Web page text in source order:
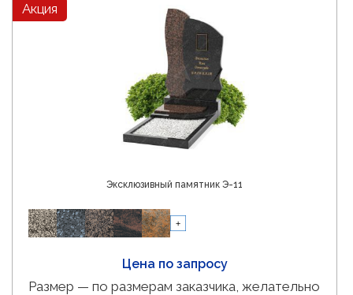
Акция
Эксклюзивный памятник Э-11
Цена по запросу
Размер — по размерам заказчика, желательно